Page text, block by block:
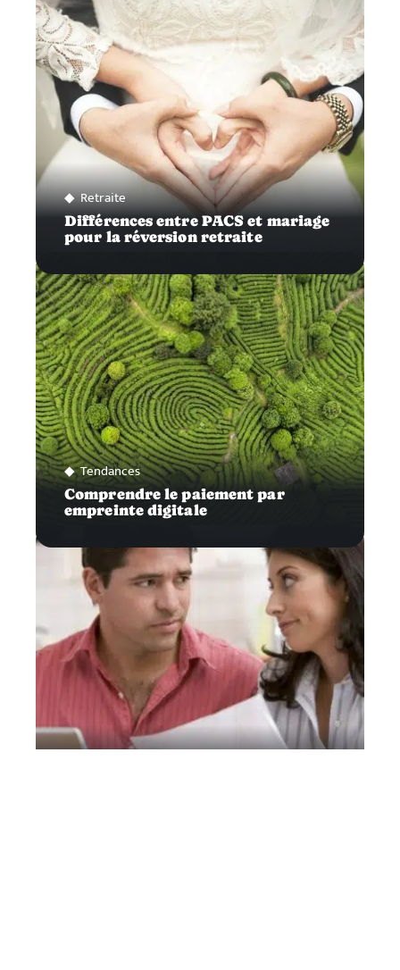
Retraite
Différences entre PACS et mariage
pour la réversion retraite
Tendances
Comprendre le paiement par
empreinte digitale